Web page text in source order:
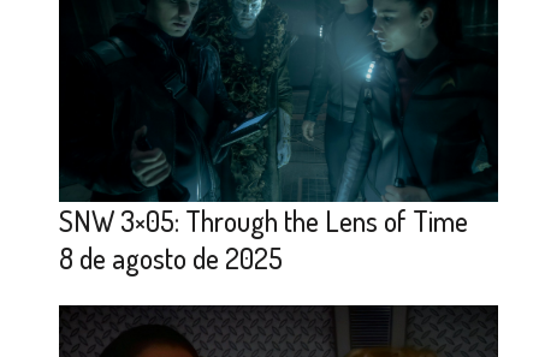
SNW 3×05: Through the Lens of Time
8 de agosto de 2025